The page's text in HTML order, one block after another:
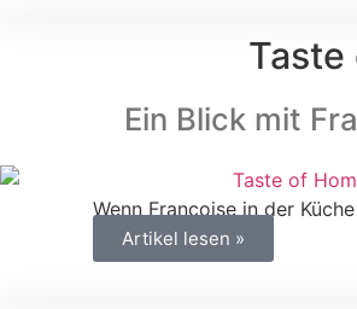
Ein Blick mit
Wenn Francoise in der
Artikel lesen »